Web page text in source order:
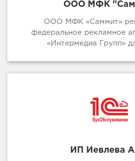
ООО МФК
ООО МФК «Саммит»
федеральное рекламное
«Интермедиа Групп»
ИП Иевлева